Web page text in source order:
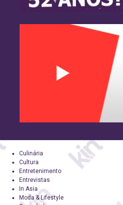
Culinária
Cultura
Entretenimento
Entrevistas
In Asia
Moda & Lifestyle